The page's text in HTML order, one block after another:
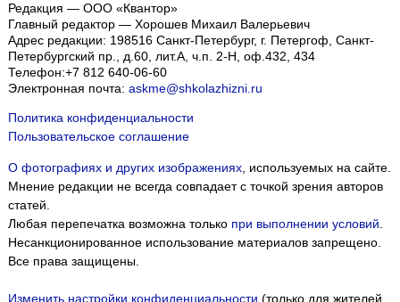
Редакция — ООО «Квантор»
Главный редактор — Хорошев Михаил Валерьевич
Адрес редакции: 198516 Санкт-Петербург, г. Петергоф, Санкт-
Петербургский пр., д.60, лит.А, ч.п. 2-Н, оф.432, 434
Телефон:+7 812 640-06-60
Электронная почта: askme@shkolazhizni.ru
Политика конфиденциальности
Пользовательское соглашение
О фотографиях и других изображениях, используемых на сайте.
Мнение редакции не всегда совпадает с точкой зрения авторов
статей.
Любая перепечатка возможна только при выполнении условий.
Несанкционированное использование материалов запрещено.
Все права защищены.
Изменить настройки конфиденциальности (только для жителей